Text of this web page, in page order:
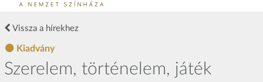
Vissza a hírekhez
Kiadvány
Szerelem, történelem, játék